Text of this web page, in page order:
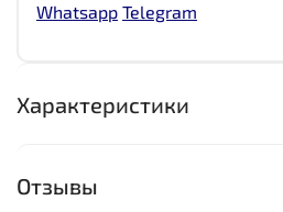
Whatsapp Telegram
Характеристики
Отзывы